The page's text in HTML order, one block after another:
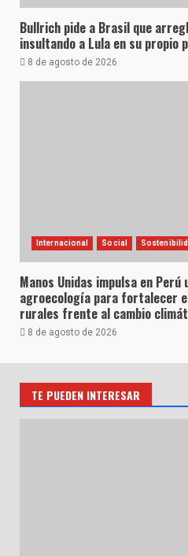
Bullrich pide a Brasil que
insultando a Lula en su propio
8 de agosto de 2026
Internacional Social
Manos Unidas impulsa en Perú
agroecología para fortalecer
rurales frente al cambio
8 de agosto de 2026
TE PUEDEN INTERESAR